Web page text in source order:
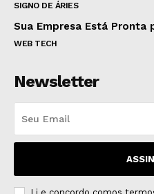
SIGNO DE ÁRIES
Sua Empresa Está Pronta
WEB TECH
Newsletter